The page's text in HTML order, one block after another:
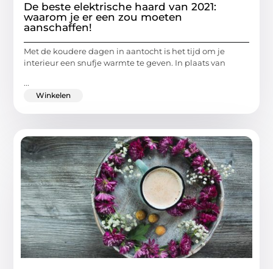
De beste elektrische haard van 2021:
waarom je er een zou moeten
aanschaffen!
Met de koudere dagen in aantocht is het tijd om je
interieur een snufje warmte te geven. In plaats van
...
Winkelen